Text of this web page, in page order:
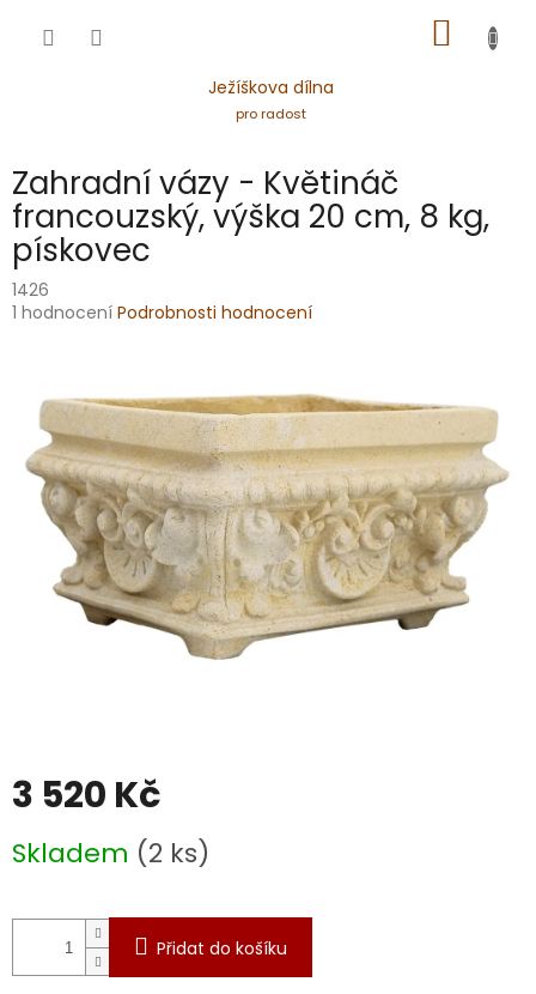
Ježíškova dílna
pro radost
KOŠÍK
Zahradní vázy - Květináč
francouzský, výška 20 cm, 8 kg,
pískovec
1426
Průměrné
hvězdiček.
1 hodnocení Podrobnosti hodnocení
3 520 Kč
cena:
Skladem (2 ks)
Přidat do košíku